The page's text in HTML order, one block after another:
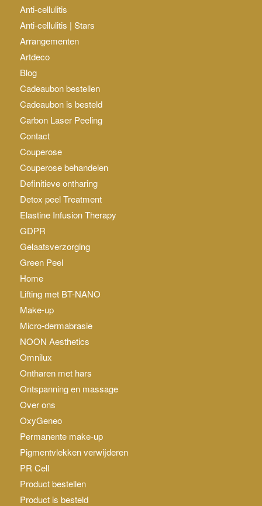
Anti-cellulitis
Anti-cellulitis | Stars
Arrangementen
Artdeco
Blog
Cadeaubon bestellen
Cadeaubon is besteld
Carbon Laser Peeling
Contact
Couperose
Couperose behandelen
Definitieve ontharing
Detox peel Treatment
Elastine Infusion Therapy
GDPR
Gelaatsverzorging
Green Peel
Home
Lifting met BT-NANO
Make-up
Micro-dermabrasie
NOON Aesthetics
Omnilux
Ontharen met hars
Ontspanning en massage
Over ons
OxyGeneo
Permanente make-up
Pigmentvlekken verwijderen
PR Cell
Product bestellen
Product is besteld